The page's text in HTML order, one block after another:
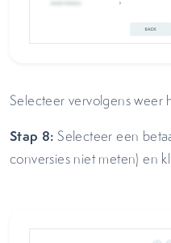
Selecteer vervolgens weer
Stap 8: Selecteer een
conversies niet meten) en